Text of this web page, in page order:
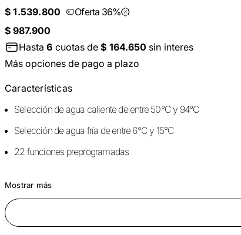
$ 1.539.800
Oferta 36%
$ 987.900
Hasta6 cuotas de$ 164.650 sin interes
Más opciones de pago a plazo
Características
Selección de agua caliente de entre 50°C y 94°C
Selección de agua fría de entre 6°C y 15°C
22 funciones preprogramadas
Mostrar más